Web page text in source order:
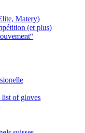
Matery)
(et plus)
of gloves